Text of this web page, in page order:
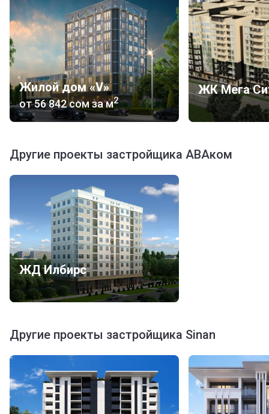
жилищные комплексы, но и торговые, а также
бизнес-центры. За более детальной информацией
заходите на официальный сайт застройщика.
Жилой дом «V»
от‍56 842 сомза м2
ЖК Мега
Другие проекты застройщика АВАком
ЖД Илбирс
Другие проекты застройщика Sinan